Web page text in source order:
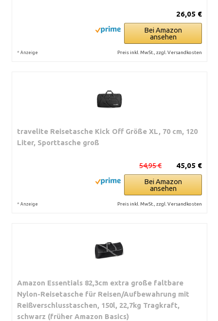
26,05 €
Bei Amazon
ansehen
* Anzeige Preis inkl. MwSt., zzgl. Versandkosten
travelite Reisetasche Kick Off Größe XL, 70 cm, 120
Liter, Sporttasche groß
45,05 €
54,95 €
Bei Amazon
ansehen
* Anzeige Preis inkl. MwSt., zzgl. Versandkosten
Amazon Essentials 82,3cm extra große faltbare
Nylon-Reisetasche für Reisen/Aufbewahrung mit
Reißverschlusstaschen, 150l, 22,7kg Tragkraft,
schwarz (früher Amazon Basics)